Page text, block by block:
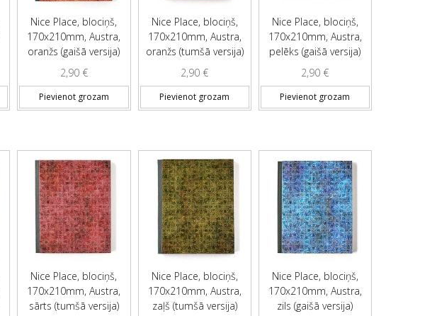
Nice Place, blociņš,
170x210mm, Austra,
oranžs (gaišā versija)
2,90 €
Pievienot grozam
Nice Place, blociņš,
170x210mm, Austra,
oranžs (tumšā versija)
2,90 €
Pievienot grozam
Nice Place, blociņš,
170x210mm, Austra,
pelēks (gaišā versija)
2,90 €
Pievienot grozam
Nice Place, blociņš,
170x210mm, Austra,
sārts (tumšā versija)
Nice Place, blociņš,
170x210mm, Austra,
zaļš (tumšā versija)
Nice Place, blociņš,
170x210mm, Austra,
zils (gaišā versija)